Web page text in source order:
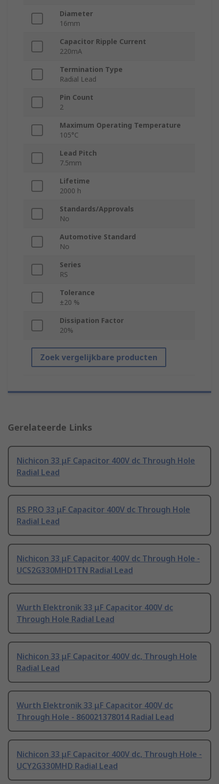
Diameter
16mm
Capacitor Ripple Current
220mA
Termination Type
Radial Lead
Pin Count
2
Maximum Operating Temperature
105°C
Lead Pitch
7.5mm
Lifetime
2000 h
Standards/Approvals
No
Automotive Standard
No
Series
RS
Tolerance
±20 %
Dissipation Factor
20%
Zoek vergelijkbare producten
Gerelateerde Links
Nichicon 33 μF Capacitor 400V dc Through Hole
Radial Lead
RS PRO 33 μF Capacitor 400V dc Through Hole
Radial Lead
Nichicon 33 μF Capacitor 400V dc Through Hole -
UCS2G330MHD1TN Radial Lead
Wurth Elektronik 33 μF Capacitor 400V dc
Through Hole Radial Lead
Nichicon 33 μF Capacitor 400V dc, Through Hole
Radial Lead
Wurth Elektronik 33 μF Capacitor 400V dc
Through Hole - 860021378014 Radial Lead
Nichicon 33 μF Capacitor 400V dc, Through Hole -
UCY2G330MHD Radial Lead